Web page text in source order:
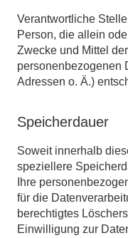
Verantwortliche
Person, die allein
Zwecke und Mittel
personenbezogenen
Adressen o. Ä.)
Speicherdauer
Soweit innerhalb
speziellere
Ihre
für die
berechtigtes
Einwilligung zur